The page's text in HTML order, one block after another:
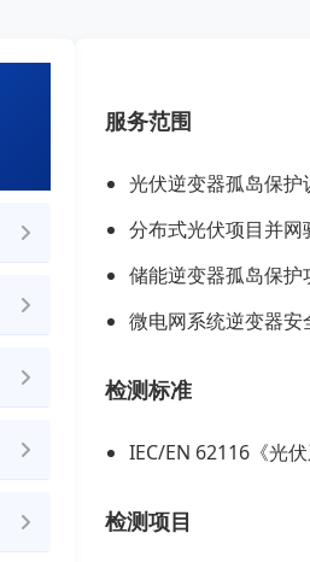
服务范围
光伏逆变器孤岛保护
分布式光伏项目并网
储能逆变器孤岛保护
微电网系统逆变器安
检测标准
IEC/EN 62116《光
检测项目